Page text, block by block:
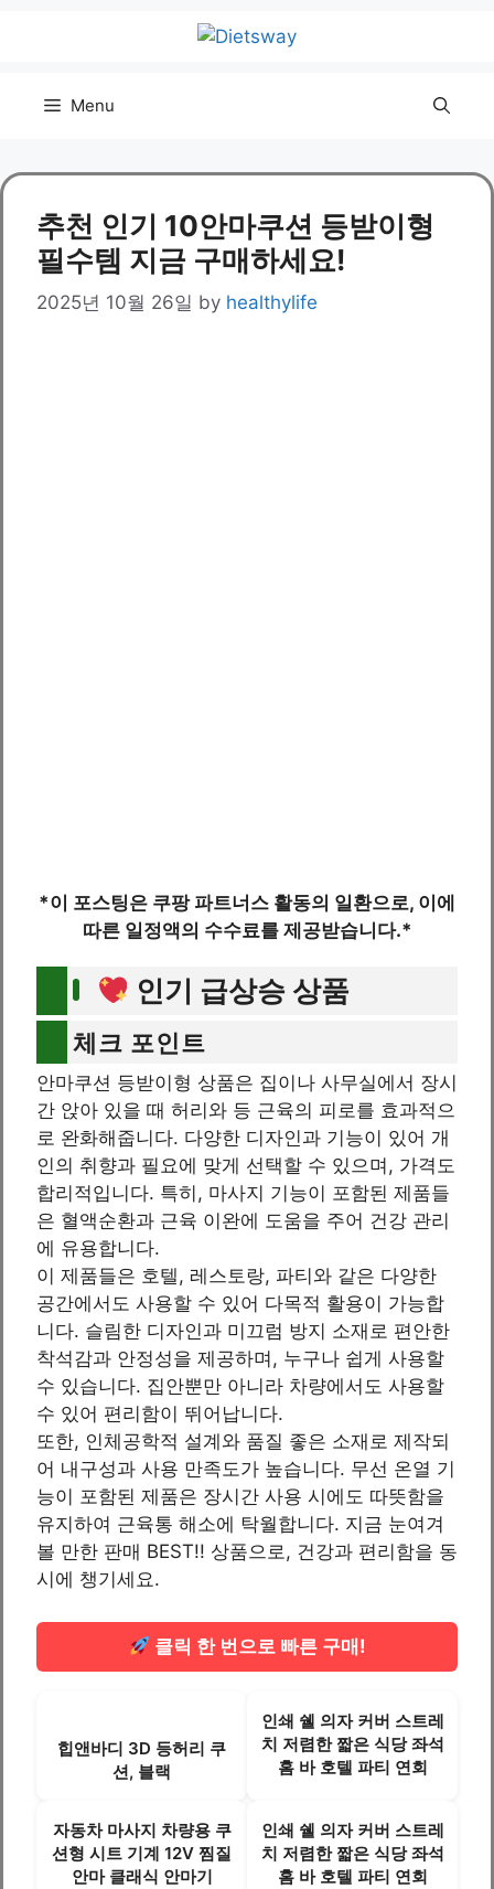
Menu
추천 인기 10안마쿠션 등받이형
필수템 지금 구매하세요!
2025년 10월 26일 by healthylife
*이 포스팅은 쿠팡 파트너스 활동의 일환으로, 이에
따른 일정액의 수수료를 제공받습니다.*
인기 급상승 상품
체크 포인트
안마쿠션 등받이형 상품은 집이나 사무실에서 장시
간 앉아 있을 때 허리와 등 근육의 피로를 효과적으
로 완화해줍니다. 다양한 디자인과 기능이 있어 개
인의 취향과 필요에 맞게 선택할 수 있으며, 가격도
합리적입니다. 특히, 마사지 기능이 포함된 제품들
은 혈액순환과 근육 이완에 도움을 주어 건강 관리
에 유용합니다.
이 제품들은 호텔, 레스토랑, 파티와 같은 다양한
공간에서도 사용할 수 있어 다목적 활용이 가능합
니다. 슬림한 디자인과 미끄럼 방지 소재로 편안한
착석감과 안정성을 제공하며, 누구나 쉽게 사용할
수 있습니다. 집안뿐만 아니라 차량에서도 사용할
수 있어 편리함이 뛰어납니다.
또한, 인체공학적 설계와 품질 좋은 소재로 제작되
어 내구성과 사용 만족도가 높습니다. 무선 온열 기
능이 포함된 제품은 장시간 사용 시에도 따뜻함을
유지하여 근육통 해소에 탁월합니다. 지금 눈여겨
볼 만한 판매 BEST!! 상품으로, 건강과 편리함을 동
시에 챙기세요.
클릭 한 번으로 빠른 구매!
힙앤바디 3D 등허리 쿠
션, 블랙
인쇄 쉘 의자 커버 스트레
치 저렴한 짧은 식당 좌석
홈 바 호텔 파티 연회
자동차 마사지 차량용 쿠
션형 시트 기계 12V 찜질
안마 클래식 안마기
인쇄 쉘 의자 커버 스트레
치 저렴한 짧은 식당 좌석
홈 바 호텔 파티 연회